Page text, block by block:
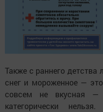
Также с раннего
снег и мороженное —
совсем не вкусная
категорически